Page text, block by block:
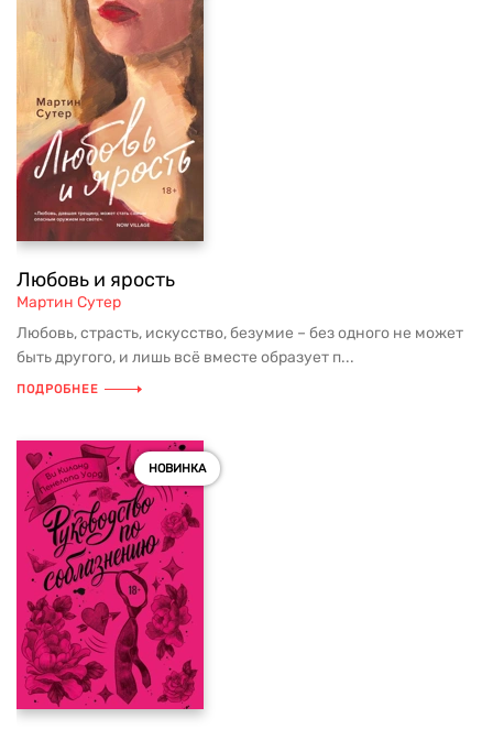
Любовь и ярость
Мартин Сутер
Любовь, страсть, искусство, безумие – без одного не может
быть другого, и лишь всё вместе образует п...
ПОДРОБНЕЕ
НОВИНКА